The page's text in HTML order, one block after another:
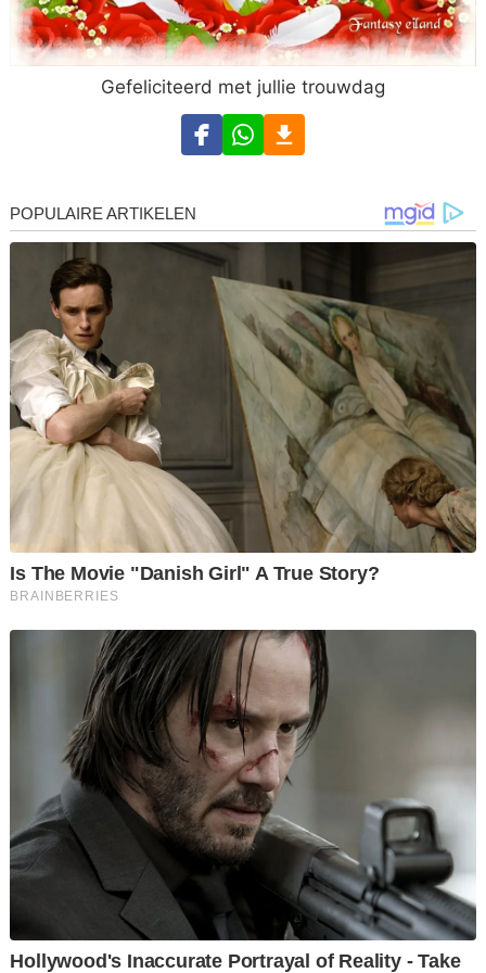
Gefeliciteerd met jullie trouwdag